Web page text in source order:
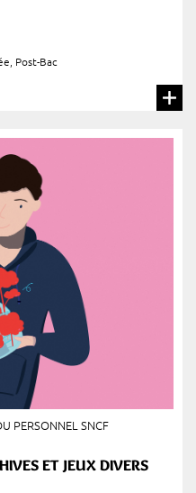
Post-Bac
PERSONNEL SNCF
ET JEUX DIVERS